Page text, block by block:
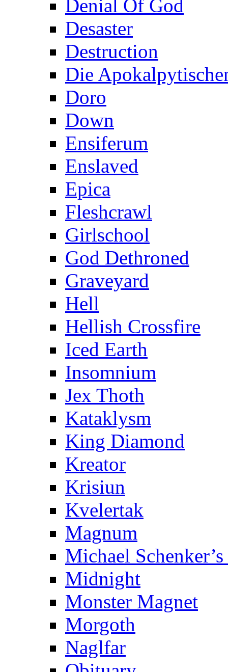
Denial Of God
Desaster
Destruction
Die
Doro
Down
Ensiferum
Enslaved
Epica
Fleshcrawl
Girlschool
God Dethroned
Graveyard
Hell
Hellish Crossfire
Iced Earth
Insomnium
Jex Thoth
Kataklysm
King Diamond
Kreator
Krisiun
Kvelertak
Magnum
Michael
Midnight
Monster Magnet
Morgoth
Naglfar